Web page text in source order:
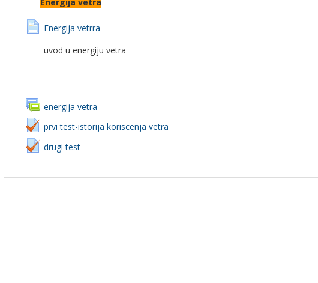
Energija vetra
Energija vetrra
uvod u energiju vetra
energija vetra
prvi test-istorija koriscenja vetra
drugi test